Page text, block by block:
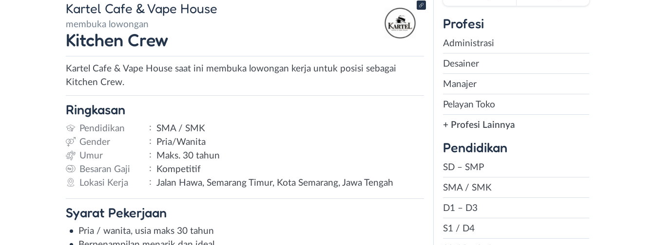
Kartel Cafe & Vape House
membuka lowongan
Kitchen Crew
Kartel Cafe & Vape House saat ini membuka lowongan kerja untuk posisi sebagai
Kitchen Crew.
Ringkasan
Pendidikan : SMA / SMK
Gender
:
Pria/Wanita
Umur
:
Maks. 30 tahun
Besaran Gaji
:
Kompetitif
Lokasi Kerja
: Jalan Hawa, Semarang Timur, Kota Semarang, Jawa Tengah
Syarat Pekerjaan
Pria / wanita, usia maks 30 tahun
Profesi
Administrasi
Desainer
Manajer
Pelayan Toko
+ Profesi Lainnya
Pendidikan
SD – SMP
SMA / SMK
D1 – D3
S1 / D4